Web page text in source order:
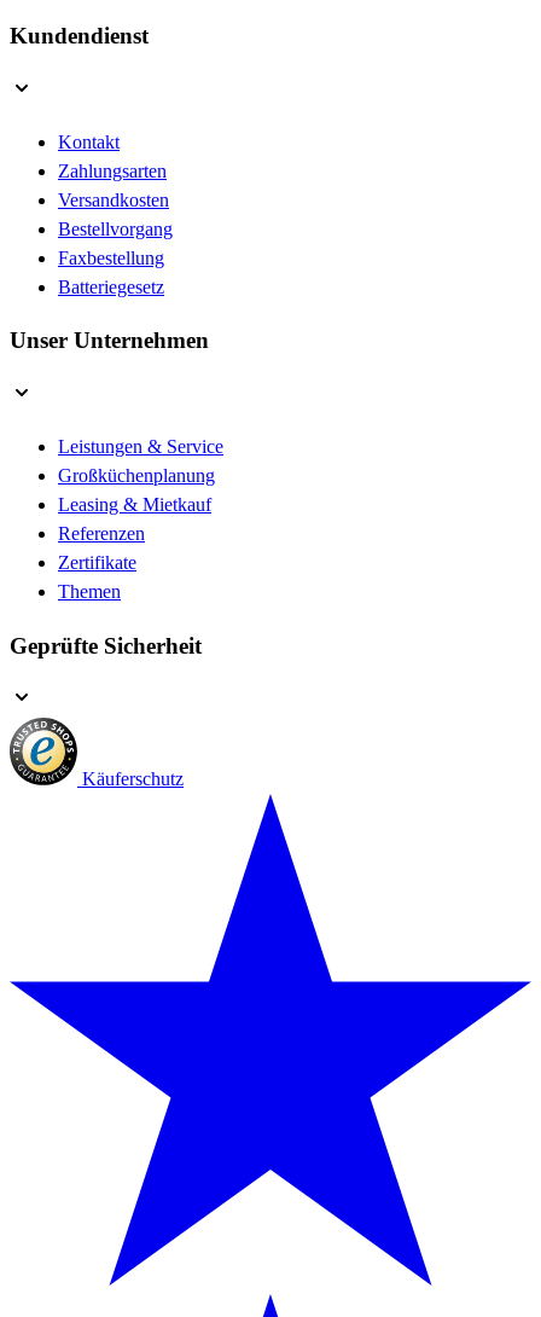
Kundendienst
Kontakt
Zahlungsarten
Versandkosten
Bestellvorgang
Faxbestellung
Batteriegesetz
Unser Unternehmen
Leistungen & Service
Großküchenplanung
Leasing & Mietkauf
Referenzen
Zertifikate
Themen
Geprüfte Sicherheit
Käuferschutz